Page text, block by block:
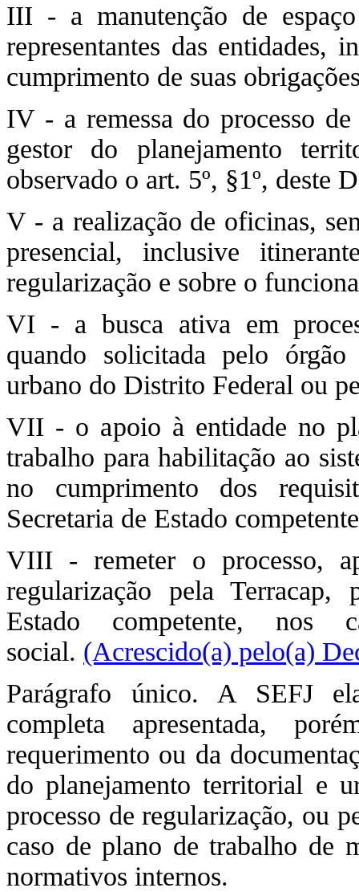
III - a manutenção de
representantes das entidades,
cumprimento de suas
IV - a remessa do processo
gestor do planejamento
observado o art. 5º, §1º, deste
V - a realização de oficinas,
presencial, inclusive
regularização e sobre o
VI - a busca ativa em
quando solicitada pelo
urbano do Distrito Federal ou
VII - o apoio à entidade no
trabalho para habilitação ao
no cumprimento dos
Secretaria de Estado
VIII - remeter o processo,
regularização pela
Estado competente, nos
social. (Acrescido(a) pelo(a)
Parágrafo único. A SEFJ
completa apresentada,
requerimento ou da
do planejamento territorial e
processo de regularização, ou
caso de plano de trabalho de
normativos internos.